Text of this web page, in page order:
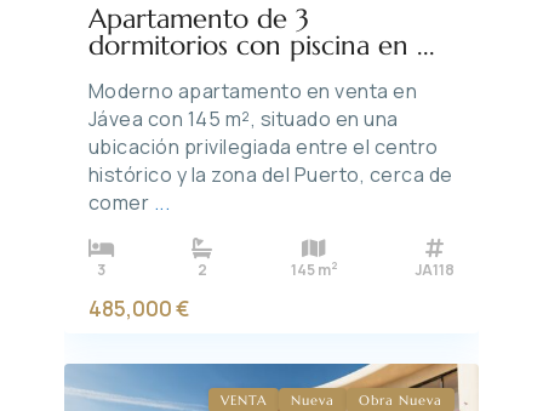
Apartamento de 3
dormitorios con piscina en ...
Moderno apartamento en venta en
Jávea con 145 m², situado en una
ubicación privilegiada entre el centro
histórico y la zona del Puerto, cerca de
comer ...
3 2 145 m2 JA118
485,000 €
VENTA Nueva Obra Nueva